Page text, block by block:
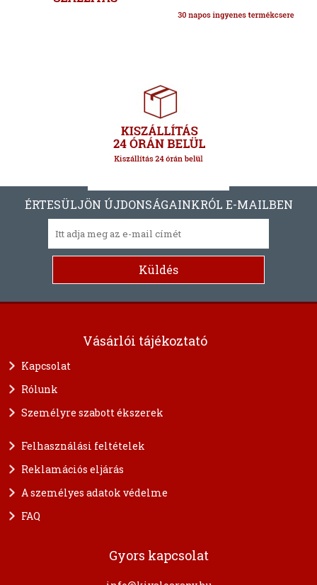
ÉRTESÜLJÖN ÚJDONSÁGAINKRÓL E-MAILBEN
Vásárlói tájékoztató
Kapcsolat
Rólunk
Személyre szabott ékszerek
Felhasználási feltételek
Reklamációs eljárás
A személyes adatok védelme
FAQ
Gyors kapcsolat